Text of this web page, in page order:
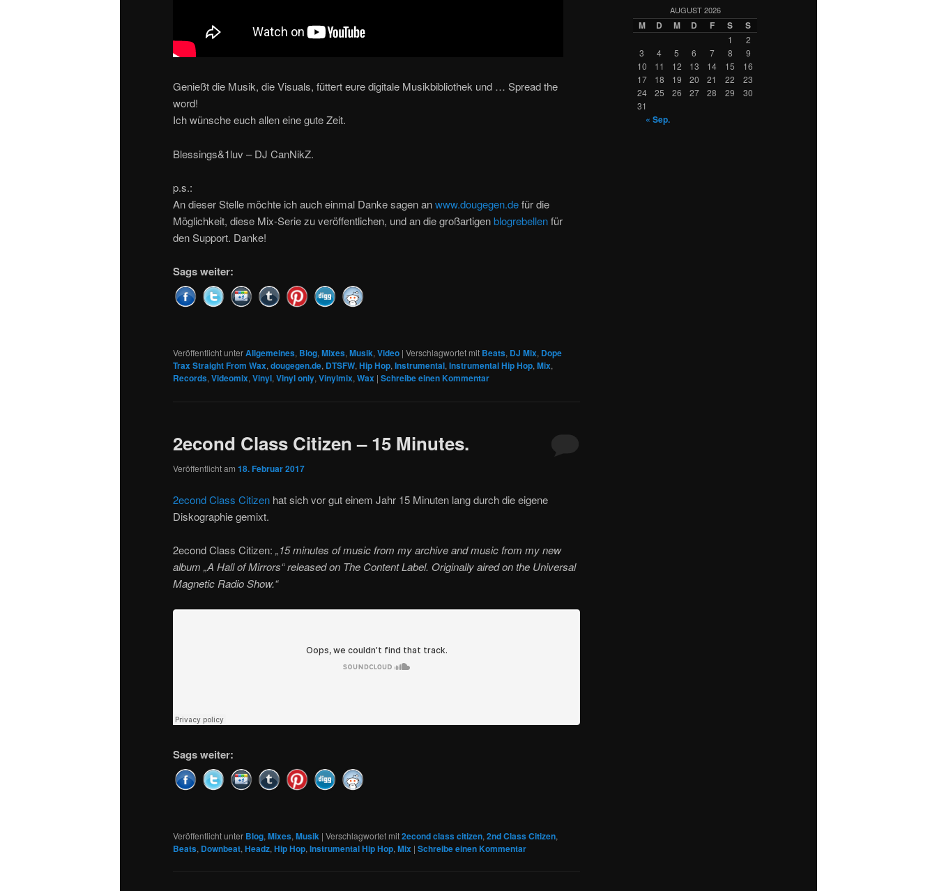
Genießt die Musik, die Visuals, füttert eure digitale Musikbibliothek und … Spread the
word!
Ich wünsche euch allen eine gute Zeit.
Blessings&1luv – DJ CanNikZ.
p.s.:
An dieser Stelle möchte ich auch einmal Danke sagen anwww.dougegen.defür die
Möglichkeit, diese Mix-Serie zu veröffentlichen, und an die großartigenblogrebellenfür
den Support. Danke!
Sags weiter:
Veröffentlicht unterAllgemeines, Blog, Mixes, Musik, Video | Verschlagwortet mit Beats, DJ Mix, Dope
Trax Straight From Wax, dougegen.de, DTSFW, Hip Hop, Instrumental, Instrumental Hip Hop, Mix,
Records, Videomix, Vinyl, Vinyl only, Vinylmix, Wax | Schreibe einen Kommentar
2econd Class Citizen – 15 Minutes.
Veröffentlicht am 18. Februar 2017
2econd Class Citizen hat sich vor gut einem Jahr 15 Minuten lang durch die eigene
Diskographie gemixt.
2econd Class Citizen: „15 minutes of music from my archive and music from my new
album „A Hall of Mirrors“ released on The Content Label. Originally aired on the Universal
Magnetic Radio Show.“
Sags weiter:
Veröffentlicht unter Blog, Mixes, Musik | Verschlagwortet mit2econd class citizen, 2nd Class Citizen,
Beats, Downbeat, Headz, Hip Hop, Instrumental Hip Hop, Mix | Schreibe einen Kommentar
AUGUST 2026
M D M D F S S
1
2
3
4 5 6 7 8
9
10
11 12 13 14 15
16
17
18 19 20 21 22
23
24
25 26 27 28 29
30
31
« Sep.